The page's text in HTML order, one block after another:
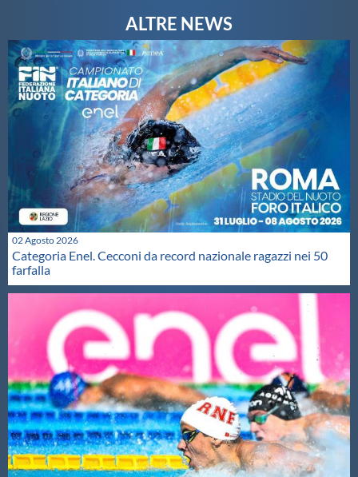
02 Agosto 2026
Categoria Enel. Cecconi da record nazionale ragazzi nei 50
farfalla